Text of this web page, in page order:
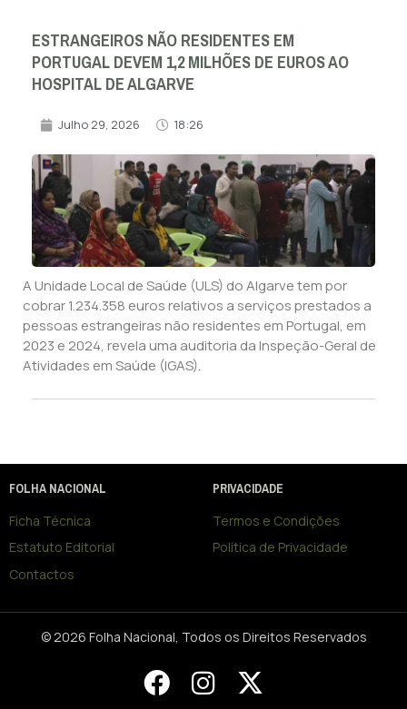
ESTRANGEIROS NÃO RESIDENTES EM
PORTUGAL DEVEM 1,2 MILHÕES DE EUROS AO
HOSPITAL DE ALGARVE
Julho 29, 2026 18:26
A Unidade Local de Saúde (ULS) do Algarve tem por
cobrar 1.234.358 euros relativos a serviços prestados a
pessoas estrangeiras não residentes em Portugal, em
2023 e 2024, revela uma auditoria da Inspeção-Geral de
Atividades em Saúde (IGAS).
FOLHA NACIONAL
Ficha Técnica
Estatuto Editorial
Contactos
PRIVACIDADE
Termos e Condições
Política de Privacidade
© 2026 Folha Nacional, Todos os Direitos Reservados